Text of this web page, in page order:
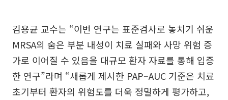
김용균 교수는 “이번 연구는 표준검사로 놓치기 쉬운
MRSA의 숨은 부분 내성이 치료 실패와 사망 위험 증
가로 이어질 수 있음을 대규모 환자 자료를 통해 입증
한 연구”라며 “새롭게 제시한 PAP–AUC 기준은 치료
초기부터 환자의 위험도를 더욱 정밀하게 평가하고,